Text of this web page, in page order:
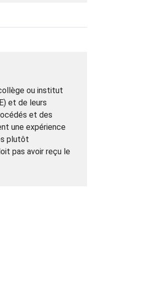
ou institut
et de leurs
et des
une expérience
plutôt
pas avoir reçu le